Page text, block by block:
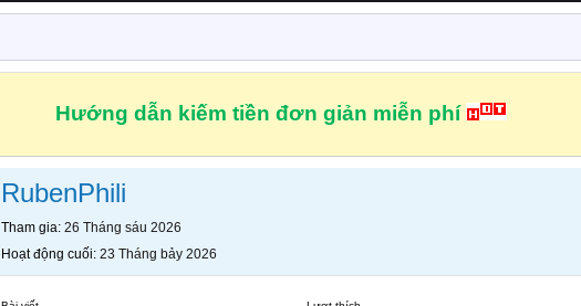
Hướng dẫn kiếm tiền đơn giản miễn phí
RubenPhili
Tham gia 26 Tháng sáu 2026
Hoạt động cuối 23 Tháng bảy 2026